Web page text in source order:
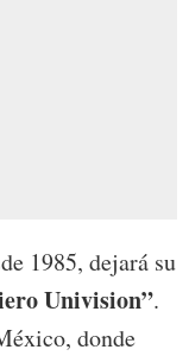
1985, dejará su
Univision”.
donde